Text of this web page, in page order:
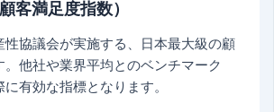
客満足度指数）
性協議会が実施する、日本最大級の顧
。他社や業界平均とのベンチマーク
に有効な指標となります。